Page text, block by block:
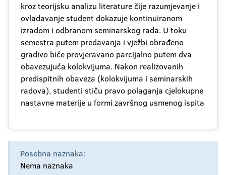
kroz teorijsku analizu literature čije razumjevanje i
ovladavanje student dokazuje kontinuiranom
izradom i odbranom seminarskog rada. U toku
semestra putem predavanja i vježbi obrađeno
gradivo biće provjeravano parcijalno putem dva
obavezujuća kolokvijuma. Nakon realizovanih
predispitnih obaveza (kolokvijuma i seminarskih
radova), studenti stiču pravo polaganja cjelokupne
nastavne materije u formi završnog usmenog ispita
Posebna naznaka:
Nema naznaka